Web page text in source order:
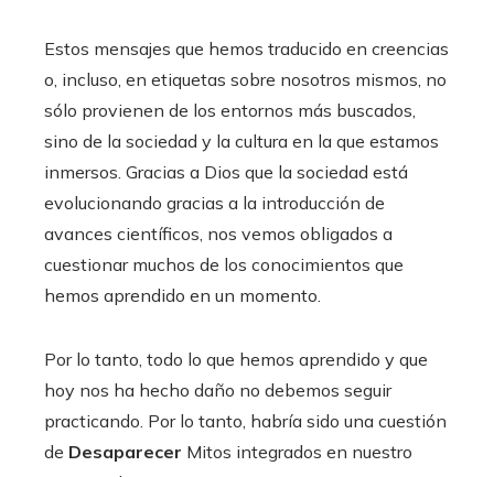
Estos mensajes que hemos traducido en creencias
o, incluso, en etiquetas sobre nosotros mismos, no
sólo provienen de los entornos más buscados,
sino de la sociedad y la cultura en la que estamos
inmersos. Gracias a Dios que la sociedad está
evolucionando gracias a la introducción de
avances científicos, nos vemos obligados a
cuestionar muchos de los conocimientos que
hemos aprendido en un momento.
Por lo tanto, todo lo que hemos aprendido y que
hoy nos ha hecho daño no debemos seguir
practicando. Por lo tanto, habría sido una cuestión
de Desaparecer Mitos integrados en nuestro